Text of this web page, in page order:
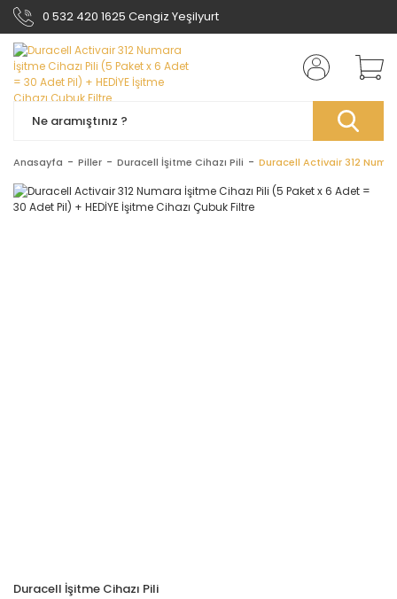
0 532 420 1625 Cengiz Yeşilyurt
Anasayfa Piller Duracell İşitme Cihazı Pili Duracell Activair 312
Duracell İşitme Cihazı Pili